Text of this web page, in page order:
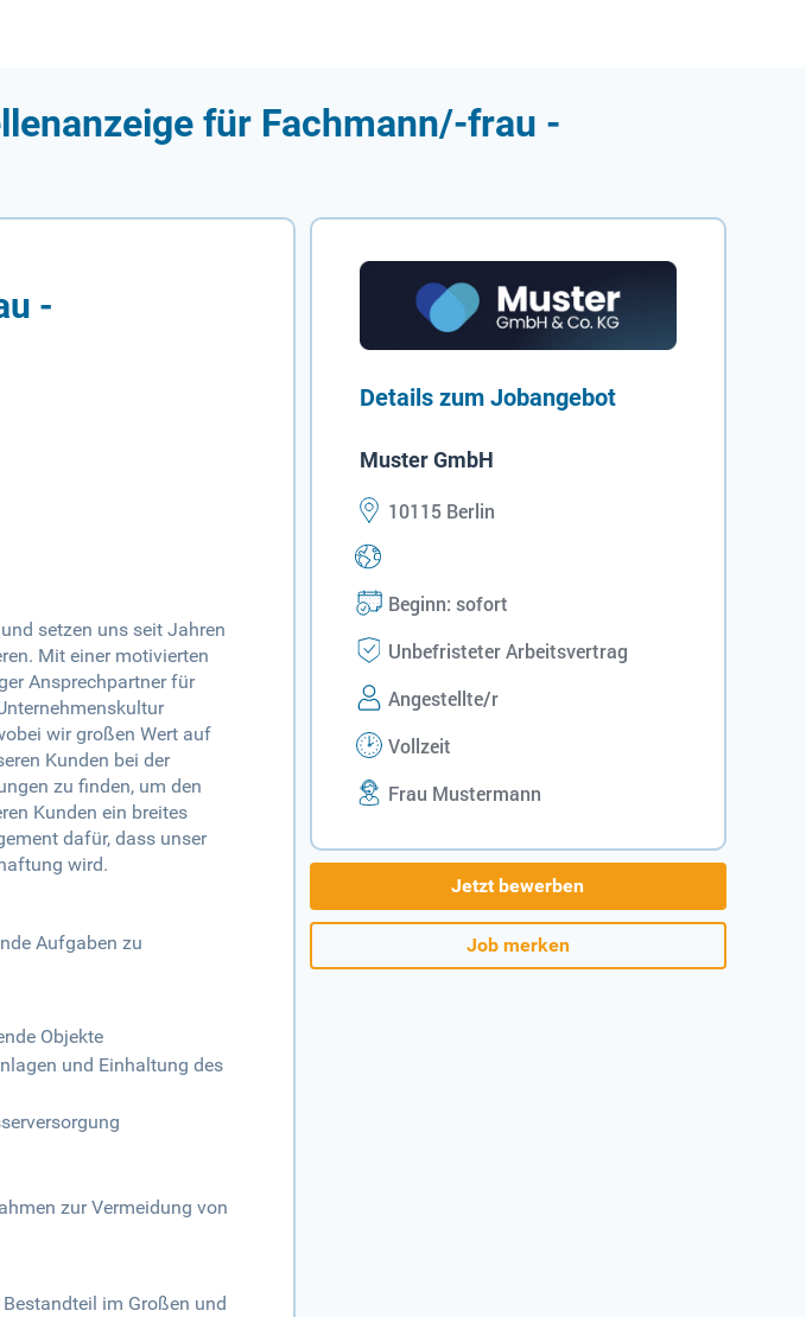
für Fachmann/-frau -
-
setzen uns seit Jahren
Mit einer motivierten
Ansprechpartner für
wir großen Wert auf
Kunden bei der
zu finden, um den
Kunden ein breites
dafür, dass unser
wird.
Aufgaben zu
Objekte
und Einhaltung des
zur Vermeidung von
im Großen und
Details zum Jobangebot
Muster GmbH
10115 Berlin
Beginn: sofort
Unbefristeter Arbeitsvertrag
Angestellte/r
Vollzeit
Frau Mustermann
Jetzt bewerben
Job merken